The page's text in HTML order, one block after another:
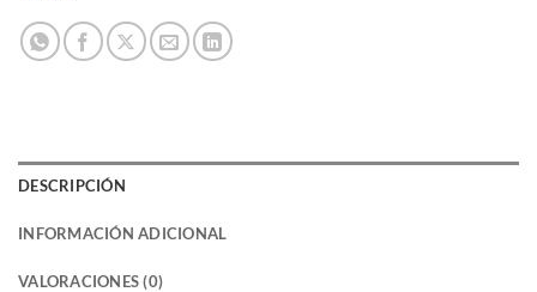
DESCRIPCIÓN
INFORMACIÓN ADICIONAL
VALORACIONES (0)